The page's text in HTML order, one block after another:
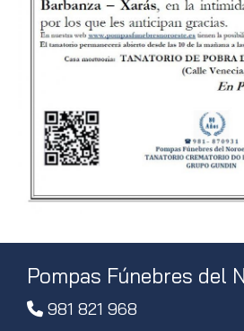
Pompas Fúnebres del
981 821 968